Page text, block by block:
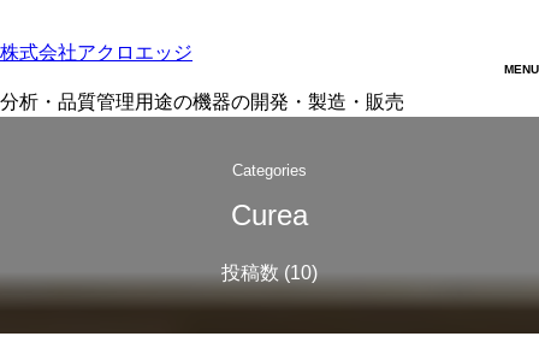
株式会社アクロエッジ
分析・品質管理用途の機器の開発・製造・販売
Categories
Curea